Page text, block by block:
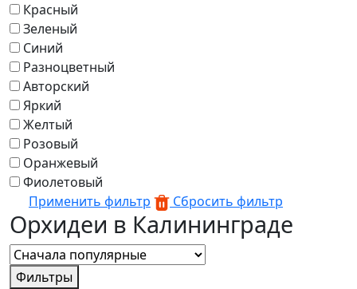
Красный
Зеленый
Синий
Разноцветный
Авторский
Яркий
Желтый
Розовый
Оранжевый
Фиолетовый
Применить фильтр
Сбросить фильтр
Орхидеи в Калининграде
Фильтры